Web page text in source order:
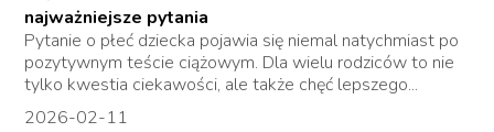
najważniejsze pytania
Pytanie o płeć dziecka pojawia się niemal natychmiast po
pozytywnym teście ciążowym. Dla wielu rodziców to nie
tylko kwestia ciekawości, ale także chęć lepszego...
2026-02-11